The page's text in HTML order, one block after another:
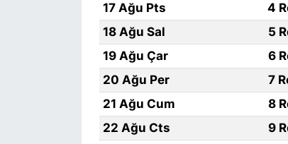
17 Ağu Pts
4
18 Ağu Sal
5
19 Ağu Çar
6
20 Ağu Per
7
21 Ağu Cum
8
22 Ağu Cts
9